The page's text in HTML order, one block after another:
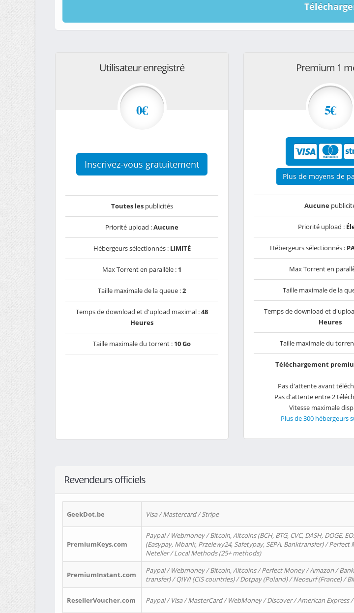
Utilisateur enregistré
0€
Inscrivez-vous gratuitement
Toutes lespublicités
Priorité upload :Aucune
Hébergeurs sélectionnés : LIMITÉ
Max Torrent en parallèle : 1
Taille maximale de la queue :2
Temps de download et d'upload maximal :48
Heures
Taille maximale du torrent : 10 Go
Premium 1
5€
Plus de moyens de
Aucune
Priorité upload :
Hébergeurs sélectionnés :
Max Torrent en
Taille maximale de la
Temps de download et
Heures
Taille maximale du
Téléchargement
Pas d'attente avant
Pas d'attente entre 2
Vitesse maximale
Plus de 300 hébergeurs
Revendeurs officiels
GeekDot.be Visa / Mastercard / Stripe
PremiumKeys.com
Paypal / Webmoney / Bitcoin, Altcoins (BCH, BTG, CVC, DASH, DOGE,
(Easypay, Mbank, Przelewy24, Safetypay, SEPA, Banktransfer) /
Neteller / Local Methods (25+ methods)
PremiumInstant.com
Paypal / Webmoney / Bitcoin, Altcoins / Perfect Money / Amazon /
transfer) / QIWI (CIS countries) / Dotpay (Poland) / Neosurf (France) /
ResellerVoucher.com Paypal / Visa / MasterCard / WebMoney / Discover / American Express